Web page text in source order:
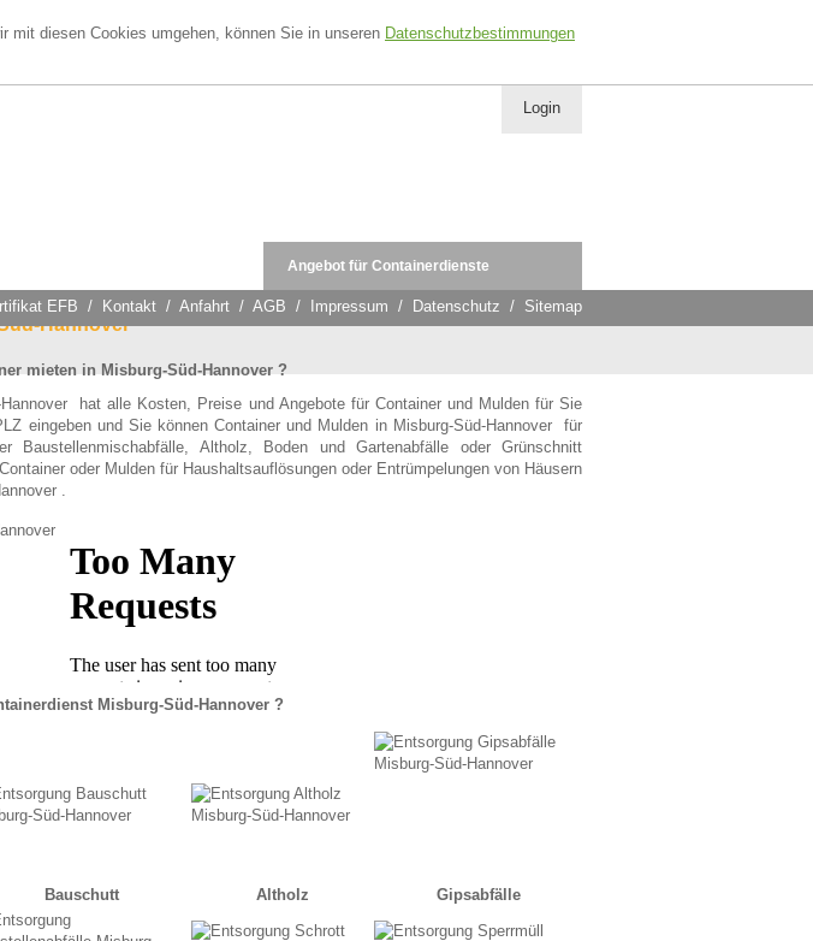
mit diesen Cookies umgehen, können Sie in unseren Datenschutzbestimmungen
Login
Angebot für Containerdienste
Hannover
mieten in Misburg-Süd-Hannover ?
Hannover hat alle Kosten, Preise und Angebote für Container und Mulden für Sie
eingeben und Sie können Container und Mulden in Misburg-Süd-Hannover für
Baustellenmischabfälle, Altholz, Boden und Gartenabfälle oder Grünschnitt
oder Mulden für Haushaltsauflösungen oder Entrümpelungen von Häusern
.
Misburg-Süd-Hannover ?
Bauschutt Altholz Gipsabfälle
EFB / Kontakt / Anfahrt / AGB / Impressum / Datenschutz / Sitemap